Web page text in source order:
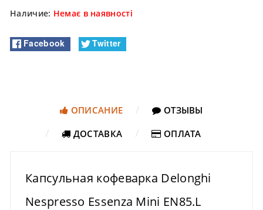
Наличие: Немає в наявності
Facebook Twitter
ОПИСАНИЕ
ОТЗЫВЫ
ДОСТАВКА
ОПЛАТА
Капсульная кофеварка Delonghi
Nespresso Essenza Mini EN85.L